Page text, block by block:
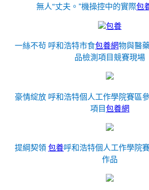
無人“丈夫。”機操控中的實際包
包養
一絲不茍 呼和浩特市食包養網物與醫
品檢測項目競賽現場
豪情綻放 呼和浩特個人工作學院賽區
項目包養網
提綱契領 包養呼和浩特個人工作學院
作品